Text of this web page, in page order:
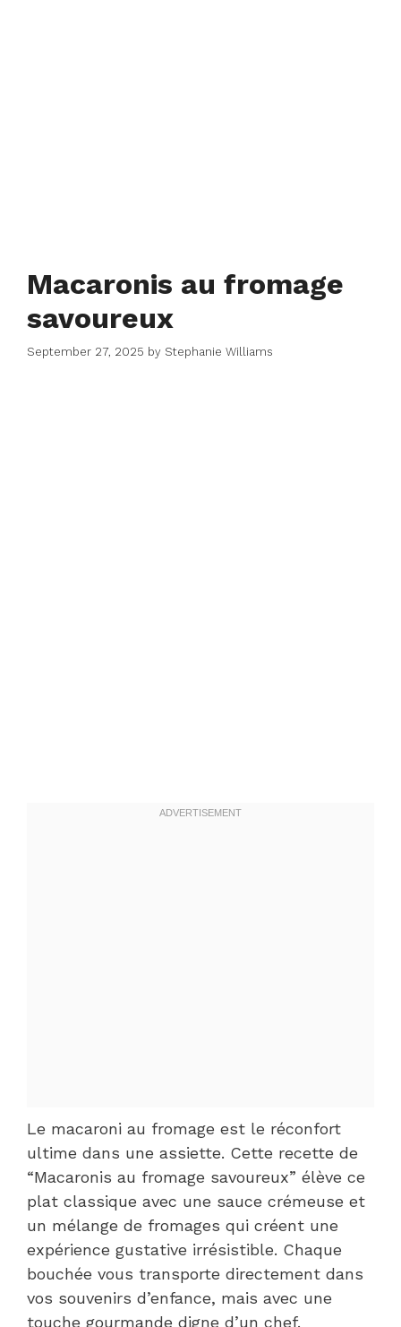
Macaronis au fromage
savoureux
September 27, 2025 by Stephanie Williams
Le macaroni au fromage est le réconfort
ultime dans une assiette. Cette recette de
“Macaronis au fromage savoureux” élève ce
plat classique avec une sauce crémeuse et
un mélange de fromages qui créent une
expérience gustative irrésistible. Chaque
bouchée vous transporte directement dans
vos souvenirs d’enfance, mais avec une
touche gourmande digne d’un chef.